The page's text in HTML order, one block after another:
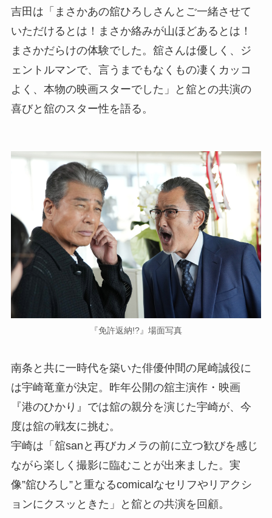
吉田は「まさかあの舘ひろしさんとご一緒させて
いただけるとは！まさか絡みが山ほどあるとは！
まさかだらけの体験でした。舘さんは優しく、ジ
ェントルマンで、言うまでもなくもの凄くカッコ
よく、本物の映画スターでした」と舘との共演の
喜びと舘のスター性を語る。
『免許返納!?』場面写真
南条と共に一時代を築いた俳優仲間の尾崎誠役に
は宇崎竜童が決定。昨年公開の舘主演作・映画
『港のひかり』では舘の親分を演じた宇崎が、今
度は舘の戦友に挑む。
宇崎は「舘sanと再びカメラの前に立つ歓びを感じ
ながら楽しく撮影に臨むことが出来ました。実
像”舘ひろし”と重なるcomicalなセリフやリアクシ
ョンにクスッときた」と舘との共演を回顧。